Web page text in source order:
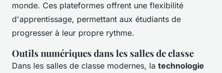
monde. Ces plateformes offrent une flexibilité
d'apprentissage, permettant aux étudiants de
progresser à leur propre rythme.
Outils numériques dans les salles de classe
Dans les salles de classe modernes, la technologie